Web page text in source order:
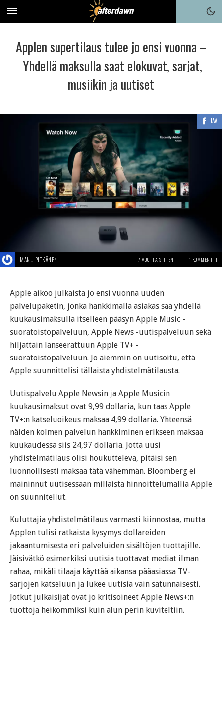
Applen supertilaus tulee jo ensi vuonna –
Yhdellä maksulla saat elokuvat, sarjat,
musiikin ja uutiset
JAA
MANU PITKÄNEN 7 VUOTTA SITTEN 1 KOMMENTTI
Apple aikoo julkaista jo ensi vuonna uuden
palvelupaketin, jonka hankkimalla asiakas saa yhdellä
kuukausimaksulla itselleen pääsyn Apple Music -
suoratoistopalveluun, Apple News -uutispalveluun sekä
hiljattain lanseerattuun Apple TV+ -
suoratoistopalveluun. Jo aiemmin on uutisoitu, että
Apple suunnittelisi tällaista yhdistelmätilausta.
Uutispalvelu Apple Newsin ja Apple Musicin
kuukausimaksut ovat 9,99 dollaria, kun taas Apple
TV+:n katseluoikeus maksaa 4,99 dollaria. Yhteensä
näiden kolmen palvelun hankkiminen erikseen maksaa
kuukaudessa siis 24,97 dollaria. Jotta uusi
yhdistelmätilaus olisi houkutteleva, pitäisi sen
luonnollisesti maksaa tätä vähemmän. Bloomberg ei
maininnut uutisessaan millaista hinnoittelumallia Apple
on suunnitellut.
Kuluttajia yhdistelmätilaus varmasti kiinnostaa, mutta
Applen tulisi ratkaista kysymys dollareiden
jakaantumisesta eri palveluiden sisältöjen tuottajille.
Jäisivätkö esimerkiksi uutisia tuottavat mediat ilman
rahaa, mikäli tilaaja käyttää aikansa pääasiassa TV-
sarjojen katseluun ja lukee uutisia vain satunnaisesti.
Jotkut julkaisijat ovat jo kritisoineet Apple News+:n
tuottoja heikommiksi kuin alun perin kuviteltiin.